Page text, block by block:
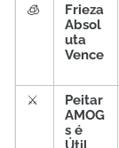
🧊
Frieza
Absol
uta
Vence
⚔️
Peitar
AMOG
s é